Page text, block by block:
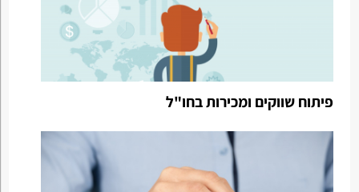
פיתוח שווקים ומכירות בחו"ל